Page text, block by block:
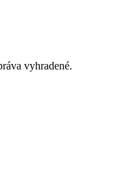
vyhradené.